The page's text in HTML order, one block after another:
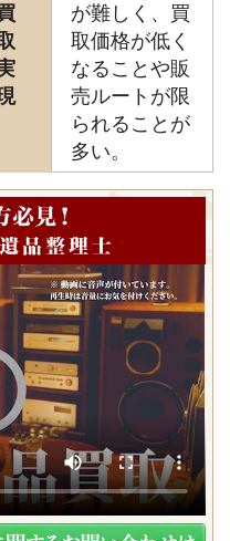
が難しく、買
取価格が低く
なることや販
売ルートが限
られることが
多い。